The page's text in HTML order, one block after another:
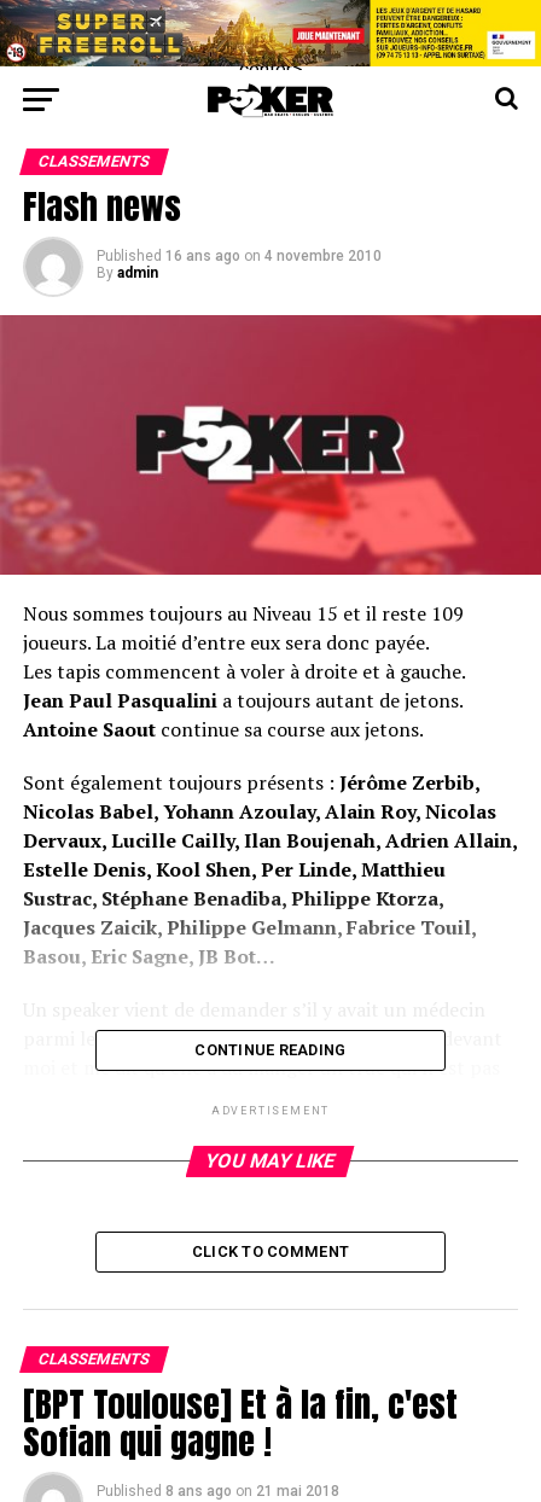
center>
CLASSEMENTS
Flash news
Published 16 ans ago on 4 novembre 2010
By admin
Nous sommes toujours au Niveau 15 et il reste 109
joueurs. La moitié d’entre eux sera donc payée.
Les tapis commencent à voler à droite et à gauche.
Jean Paul Pasqualinia toujours autant de jetons.
Antoine Saoutcontinue sa course aux jetons.
Sont également toujours présents : Jérôme Zerbib,
Nicolas Babel, Yohann Azoulay, Alain Roy, Nicolas
Dervaux, Lucille Cailly, Ilan Boujenah, Adrien Allain,
Estelle Denis, Kool Shen, Per Linde, Matthieu
Sustrac, Stéphane Benadiba, Philippe Ktorza,
Jacques Zaicik, Philippe Gelmann, Fabrice Touil,
Basou, Eric Sagne, JB Bot…
parmi les joueurs.Ness Kourdourlipasse alors devant
moi et me dit qu’elle a dû manger un truc qui n’est pas
Moselle qu’il fallait être à jour sur ses vaccins ???
CONTINUE READING
ADVERTISEMENT
YOU MAY LIKE
CLICK TO COMMENT
CLASSEMENTS
[BPT Toulouse] Et à la fin, c'est
Sofian qui gagne !
Published 8 ans ago on 21 mai 2018